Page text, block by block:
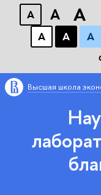
A A A
А
А А
Высшая школа